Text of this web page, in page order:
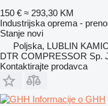
150 € ≈ 293,30 KM
Industrijska oprema -
Stanje novi
Poljska, LUBLIN
DTR COMPRESSOR Sp.
Kontaktirajte prodavca
Informacije o GHH